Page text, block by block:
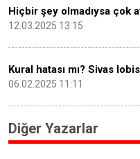
Hiçbir şey olmadıysa çok
12.03.2025 13:15
Kural hatası mı? Sivas
06.02.2025 11:11
Diğer Yazarlar